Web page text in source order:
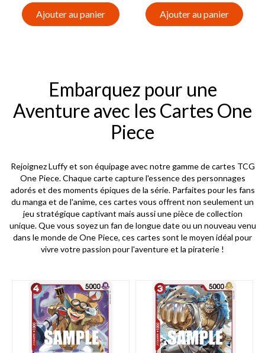
Ajouter au panier Ajouter au panier
Embarquez pour une
Aventure avec les Cartes One
Piece
Rejoignez Luffy et son équipage avec notre gamme de cartes TCG
One Piece. Chaque carte capture l'essence des personnages
adorés et des moments épiques de la série. Parfaites pour les fans
du manga et de l'anime, ces cartes vous offrent non seulement un
jeu stratégique captivant mais aussi une pièce de collection
unique. Que vous soyez un fan de longue date ou un nouveau venu
dans le monde de One Piece, ces cartes sont le moyen idéal pour
vivre votre passion pour l'aventure et la piraterie !